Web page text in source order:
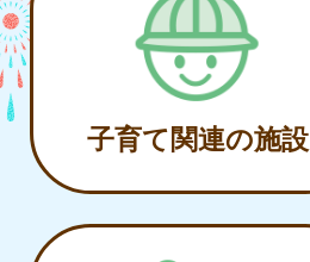
子育て関連の施設